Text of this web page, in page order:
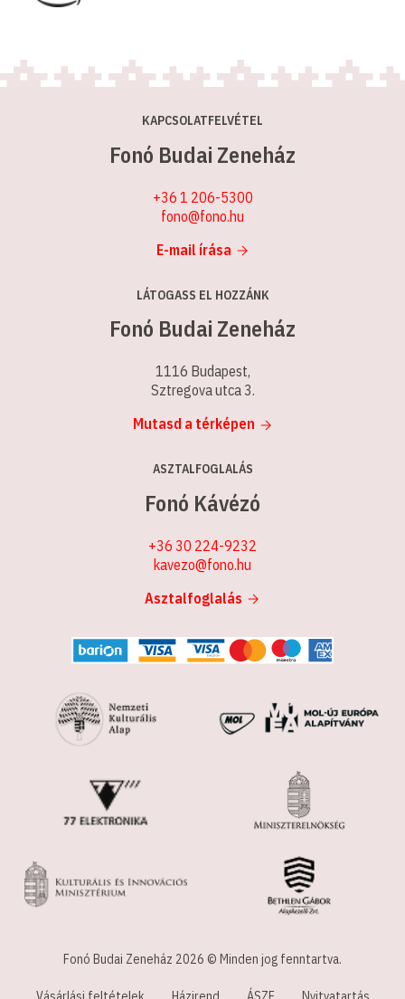
KAPCSOLATFELVÉTEL
Fonó Budai Zeneház
+36 1 206-5300
fono@fono.hu
E-mail írása
LÁTOGASS EL HOZZÁNK
Fonó Budai Zeneház
1116 Budapest,
Sztregova utca 3.
Mutasd a térképen
ASZTALFOGLALÁS
Fonó Kávézó
+36 30 224-9232
kavezo@fono.hu
Asztalfoglalás
Fonó Budai Zeneház 2026 © Minden jog fenntartva.